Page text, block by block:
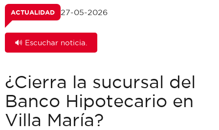
ACTUALIDAD 27-05-2026
🔊 Escuchar noticia.
¿Cierra la sucursal del
Banco Hipotecario en
Villa María?